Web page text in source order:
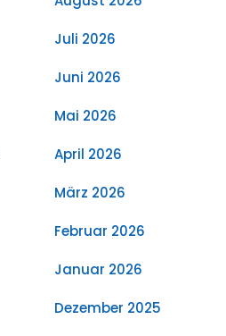
Juli 2026
Juni 2026
Mai 2026
April 2026
März 2026
Februar 2026
Januar 2026
Dezember 2025